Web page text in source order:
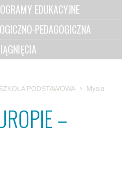
EDUKACYJNE
PEDAGOGICZNA
PODSTAWOWA
Mysia
–